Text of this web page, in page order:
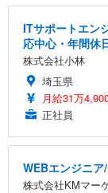
ITサポートエン
応中心・年間休
株式会社小林
埼玉県
月給31万
正社員
WEBエンジニ
株式会社KMマー